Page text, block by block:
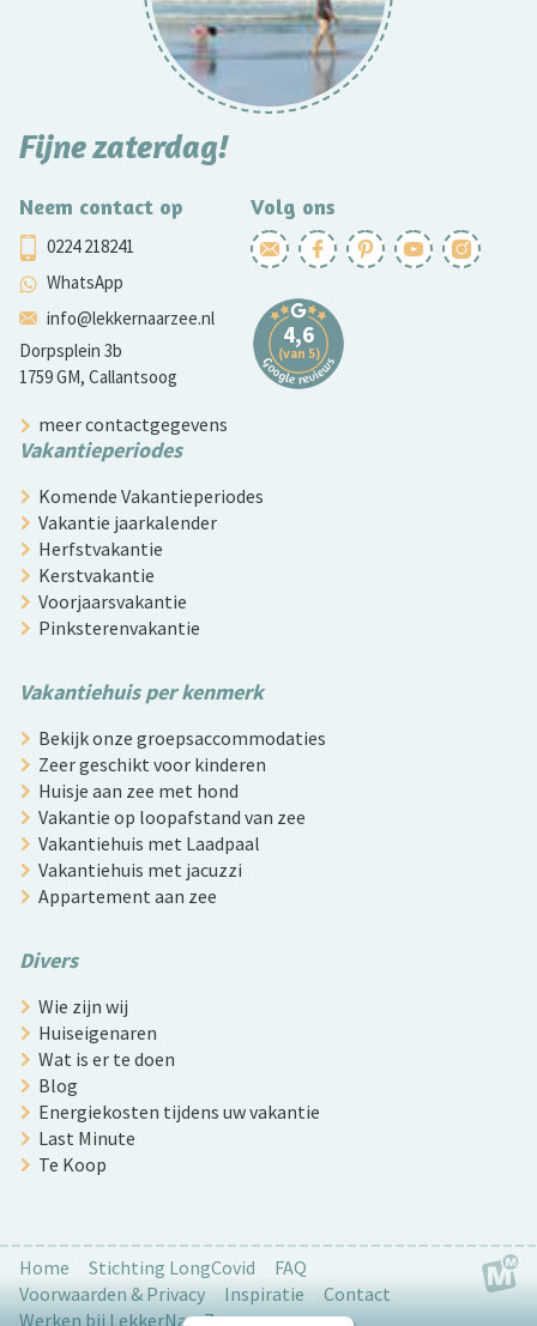
Fijne zaterdag!
Neem contact op
0224 218241
WhatsApp
info@lekkernaarzee.nl
Dorpsplein 3b
1759 GM, Callantsoog
Volg ons
meer contactgegevens
Vakantieperiodes
Komende Vakantieperiodes
Vakantie jaarkalender
Herfstvakantie
Kerstvakantie
Voorjaarsvakantie
Pinksterenvakantie
Vakantiehuis per kenmerk
Bekijk onze groepsaccommodaties
Zeer geschikt voor kinderen
Huisje aan zee met hond
Vakantie op loopafstand van zee
Vakantiehuis met Laadpaal
Vakantiehuis met jacuzzi
Appartement aan zee
Divers
Wie zijn wij
Huiseigenaren
Wat is er te doen
Blog
Energiekosten tijdens uw vakantie
Last Minute
Te Koop
Home Stichting LongCovid
FAQ
Voorwaarden & Privacy
Inspiratie
Contact
Werken bij LekkerNaarZee